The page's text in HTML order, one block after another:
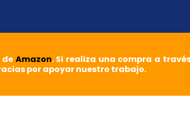
Amazon. Si realiza una compra a
por apoyar nuestro trabajo.